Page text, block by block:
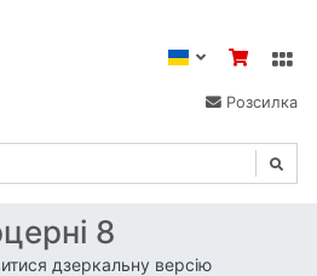
Розсилка
8
дзеркальну версію